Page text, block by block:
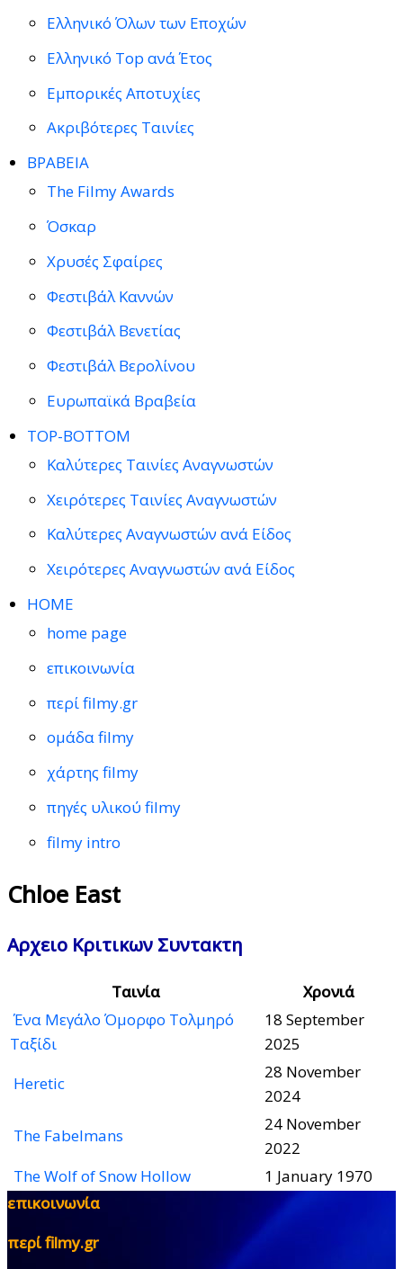
Ελληνικό Όλων των Εποχών
Ελληνικό Top ανά Έτος
Εμπορικές Αποτυχίες
Ακριβότερες Ταινίες
ΒΡΑΒΕΙΑ
The Filmy Awards
Όσκαρ
Χρυσές Σφαίρες
Φεστιβάλ Καννών
Φεστιβάλ Βενετίας
Φεστιβάλ Βερολίνου
Ευρωπαϊκά Βραβεία
TOP-BOTTOM
Καλύτερες Ταινίες Αναγνωστών
Χειρότερες Ταινίες Αναγνωστών
Καλύτερες Αναγνωστών ανά Είδος
Χειρότερες Αναγνωστών ανά Είδος
HOME
home page
επικοινωνία
περί filmy.gr
ομάδα filmy
χάρτης filmy
πηγές υλικού filmy
filmy intro
Chloe East
Αρχειο Κριτικων Συντακτη
Ταινία
Χρονιά
Ένα Μεγάλο Όμορφο Τολμηρό
Ταξίδι
18 September
2025
Heretic
28 November
2024
The Fabelmans
24 November
2022
The Wolf of Snow Hollow
1 January 1970
επικοινωνία
περί filmy.gr